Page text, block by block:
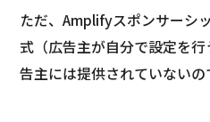
ただ、Amplifyスポンサーシ
式（広告主が自分で設定を
告主には提供されていないの